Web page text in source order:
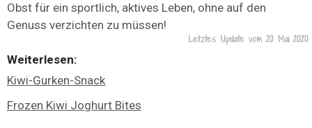
Obst für ein sportlich, aktives Leben, ohne auf den
Genuss verzichten zu müssen!
Letztes Update vom 20 Mai 2020
Weiterlesen:
Kiwi-Gurken-Snack
Frozen Kiwi Joghurt Bites